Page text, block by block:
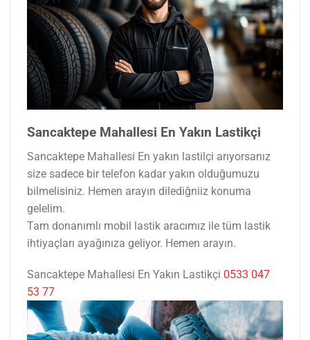
Sancaktepe Mahallesi En Yakın Lastikçi
Sancaktepe Mahallesi En yakın lastilçi arıyorsanız
size sadece bir telefon kadar yakın olduğumuzu
bilmelisiniz. Hemen arayın dilediğniiz konuma
gelelim.
Tam donanımlı mobil lastik aracımız ile tüm lastik
ihtiyaçları ayağınıza geliyor. Hemen arayın.
Sancaktepe Mahallesi En Yakın Lastikçi 0533 047
53 77